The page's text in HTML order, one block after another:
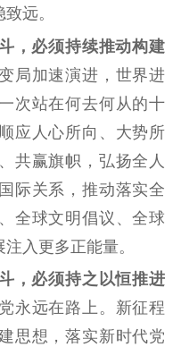
远。
，必须持续推动构建
局加速演进，世界进
次站在何去何从的十
应人心所向、大势所
共赢旗帜，弘扬全人
际关系，推动落实全
全球文明倡议、全球
入更多正能量。
，必须持之以恒推进
永远在路上。新征程
思想，落实新时代党